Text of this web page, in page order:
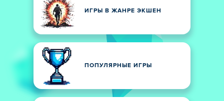
ИГРЫ В ЖАНРЕ ЭКШЕН
ПОПУЛЯРНЫЕ ИГРЫ